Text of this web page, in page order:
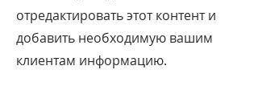
отредактировать этот контент и
добавить необходимую вашим
клиентам информацию.